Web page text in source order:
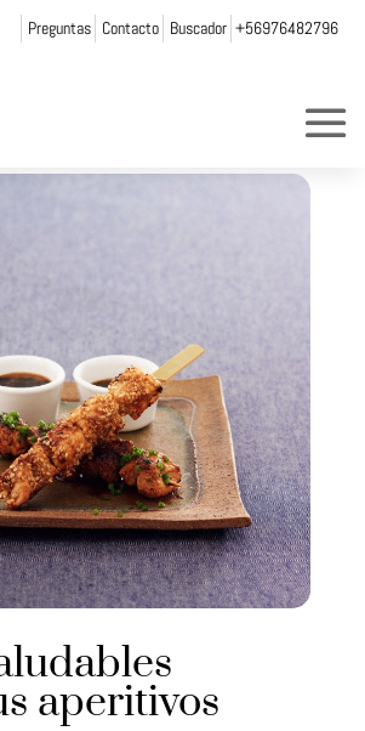
Preguntas Contacto Buscador +56976482796
aperitivos